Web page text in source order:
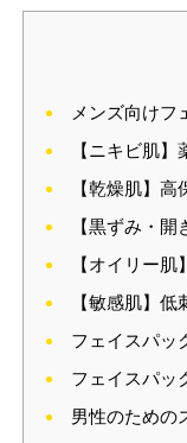
メンズ向けフ
【ニキビ肌】
【乾燥肌】高
【黒ずみ・
【オイリー
【敏感肌】低
フェイスパッ
フェイスパッ
男性のための